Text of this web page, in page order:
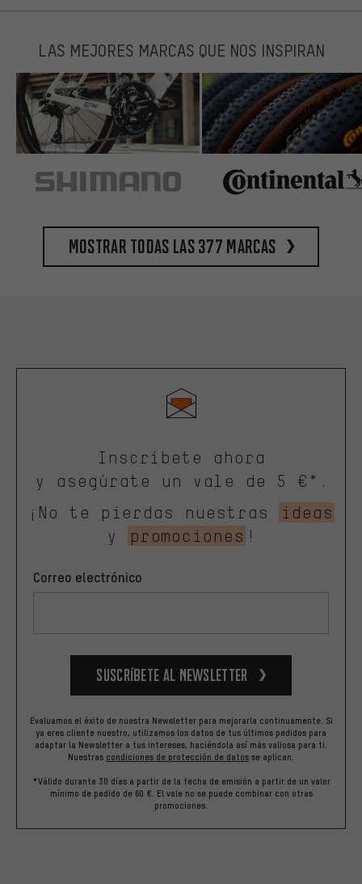
LAS MEJORES MARCAS QUE NOS INSPIRAN
Mostrar todas las 377 marcas
Inscríbete ahora
y asegúrate un vale de 5 €*.
¡No te pierdas nuestras
ideas
y
promociones !
Correo electrónico
Suscríbete al newsletter
Evaluamos el éxito de nuestra Newsletter para mejorarla continuamente. Si
ya eres cliente nuestro, utilizamos los datos de tus últimos pedidos para
adaptar la Newsletter a tus intereses, haciéndola así más valiosa para ti.
Nuestras condiciones de protección de datos se aplican.
*Válido durante 30 días a partir de la fecha de emisión a partir de un valor
mínimo de pedido de 60 €. El vale no se puede combinar con otras
promociones.